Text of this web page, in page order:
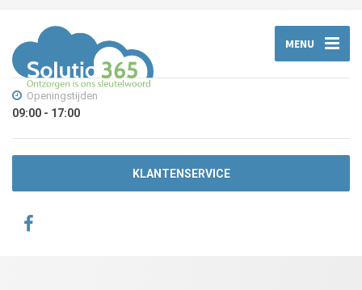
MENU
Openingstijden
09:00 - 17:00
KLANTENSERVICE